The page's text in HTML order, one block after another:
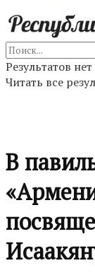
Результатов нет
Читать все
В